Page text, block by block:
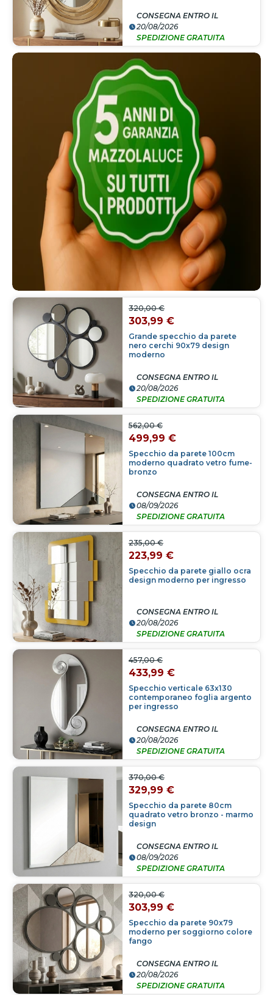
CONSEGNA ENTRO IL
20/08/2026
SPEDIZIONE GRATUITA
Grande specchio da parete
nero cerchi 90x79 design
moderno
320,00 €
303,99 €
CONSEGNA ENTRO IL
20/08/2026
SPEDIZIONE GRATUITA
Specchio da parete 100cm
moderno quadrato vetro fume-
bronzo
562,00 €
499,99 €
CONSEGNA ENTRO IL
08/09/2026
SPEDIZIONE GRATUITA
Specchio da parete giallo ocra
design moderno per ingresso
235,00 €
223,99 €
CONSEGNA ENTRO IL
20/08/2026
SPEDIZIONE GRATUITA
Specchio verticale 63x130
contemporaneo foglia argento
per ingresso
457,00 €
433,99 €
CONSEGNA ENTRO IL
20/08/2026
SPEDIZIONE GRATUITA
Specchio da parete 80cm
quadrato vetro bronzo - marmo
design
370,00 €
329,99 €
CONSEGNA ENTRO IL
08/09/2026
SPEDIZIONE GRATUITA
Specchio da parete 90x79
moderno per soggiorno colore
fango
320,00 €
303,99 €
CONSEGNA ENTRO IL
20/08/2026
SPEDIZIONE GRATUITA